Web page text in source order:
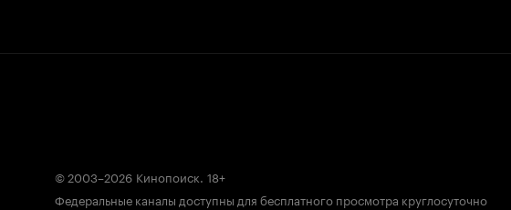
© 2003–2026 Кинопоиск. 18+
Федеральные каналы доступны для бесплатного просмотра круглосуточно